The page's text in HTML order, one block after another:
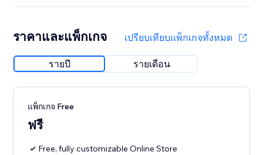
ราคาและแพ็กเกจ เปรียบเทียบแพ็กเกจทั้งหมด
รายปี รายเดือน
แพ็กเกจ Free
ฟรี
Free, fully customizable Online Store